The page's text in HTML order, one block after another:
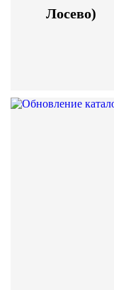
Лосево)